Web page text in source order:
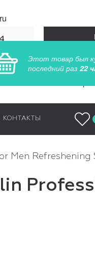
КОНТАКТЫ
Men Refreshening
Этот товар был
последний раз 22